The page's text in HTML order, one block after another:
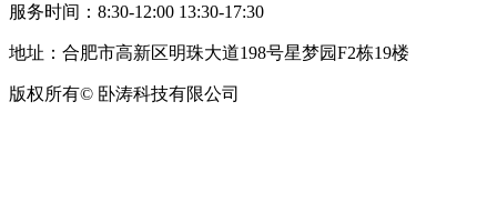
服务时间：8:30-12:00 13:30-17:30
地址：合肥市高新区明珠大道198号星梦园F2栋19楼
版权所有© 卧涛科技有限公司